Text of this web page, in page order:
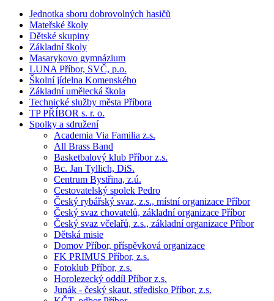
Jednotka sboru dobrovolných hasičů
Mateřské školy
Dětské skupiny
Základní školy
Masarykovo gymnázium
LUNA Příbor, SVČ, p.o.
Školní jídelna Komenského
Základní umělecká škola
Technické služby města Příbora
TP PŘÍBOR s. r. o.
Spolky a sdružení
Academia Via Familia z.s.
All Brass Band
Basketbalový klub Příbor z.s.
Bc. Jan Tyllich, DiS.
Centrum Bystřina, z.ú.
Cestovatelský spolek Pedro
Český rybářský svaz, z.s., místní organizace Příbor
Český svaz chovatelů, základní organizace Příbor
Český svaz včelařů, z.s., základní organizace Příbor
Dětská misie
Domov Příbor, příspěvková organizace
FK PRIMUS Příbor, z.s.
Fotoklub Příbor, z.s.
Horolezecký oddíl Příbor z.s.
Junák - český skaut, středisko Příbor, z.s.